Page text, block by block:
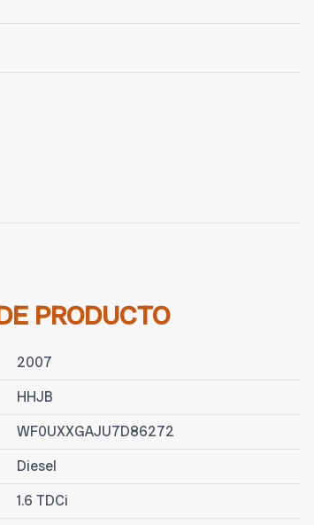
PRODUCTO
2007
HHJB
WF0UXXGAJU7D86272
Diesel
1.6 TDCi